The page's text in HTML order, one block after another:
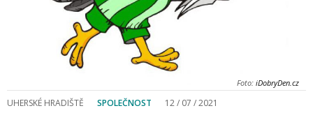
Foto: iDobryDen.cz
UHERSKÉ HRADIŠTĚ SPOLEČNOST 12 / 07 / 2021